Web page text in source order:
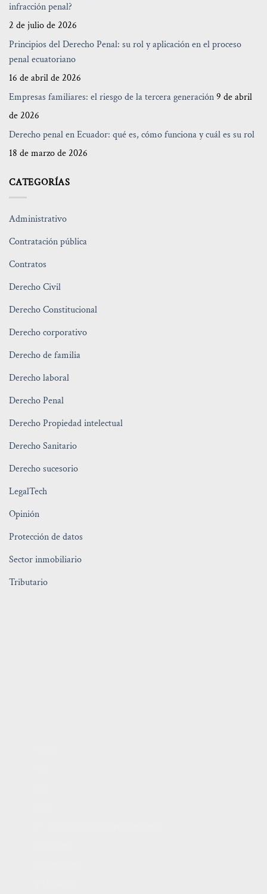
infracción penal?
2 de julio de 2026
Principios del Derecho Penal: su rol y aplicación en el proceso
penal ecuatoriano
16 de abril de 2026
Empresas familiares: el riesgo de la tercera generación9 de abril
de 2026
Derecho penal en Ecuador: qué es, cómo funciona y cuál es su rol
18 de marzo de 2026
CATEGORÍAS
Administrativo
Contratación pública
Contratos
Derecho Civil
Derecho Constitucional
Derecho corporativo
Derecho de familia
Derecho laboral
Derecho Penal
Derecho Propiedad intelectual
Derecho Sanitario
Derecho sucesorio
LegalTech
Opinión
Protección de datos
Sector inmobiliario
Tributario